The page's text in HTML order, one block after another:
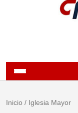
Inicio / Iglesia Mayor